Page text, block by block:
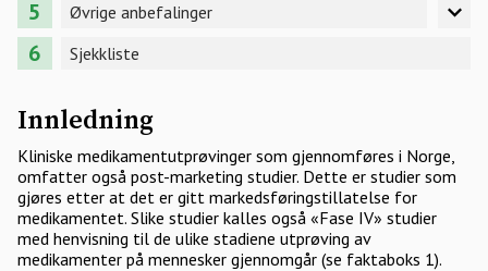
Øvrige anbefalinger
Sjekkliste
Innledning
Kliniske medikamentutprøvinger som gjennomføres i Norge,
omfatter også post-marketing studier. Dette er studier som
gjøres etter at det er gitt markedsføringstillatelse for
medikamentet. Slike studier kalles også «Fase IV» studier
med henvisning til de ulike stadiene utprøving av
medikamenter på mennesker gjennomgår (se faktaboks 1).